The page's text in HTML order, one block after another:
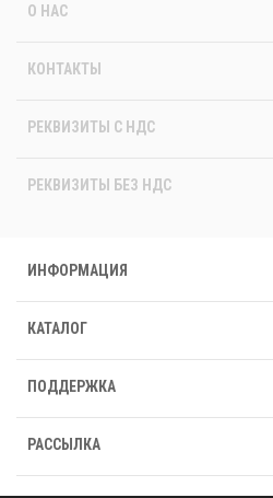
О НАС
КОНТАКТЫ
РЕКВИЗИТЫ C НДС
РЕКВИЗИТЫ БЕЗ НДС
ИНФОРМАЦИЯ
КАТАЛОГ
ПОДДЕРЖКА
РАССЫЛКА